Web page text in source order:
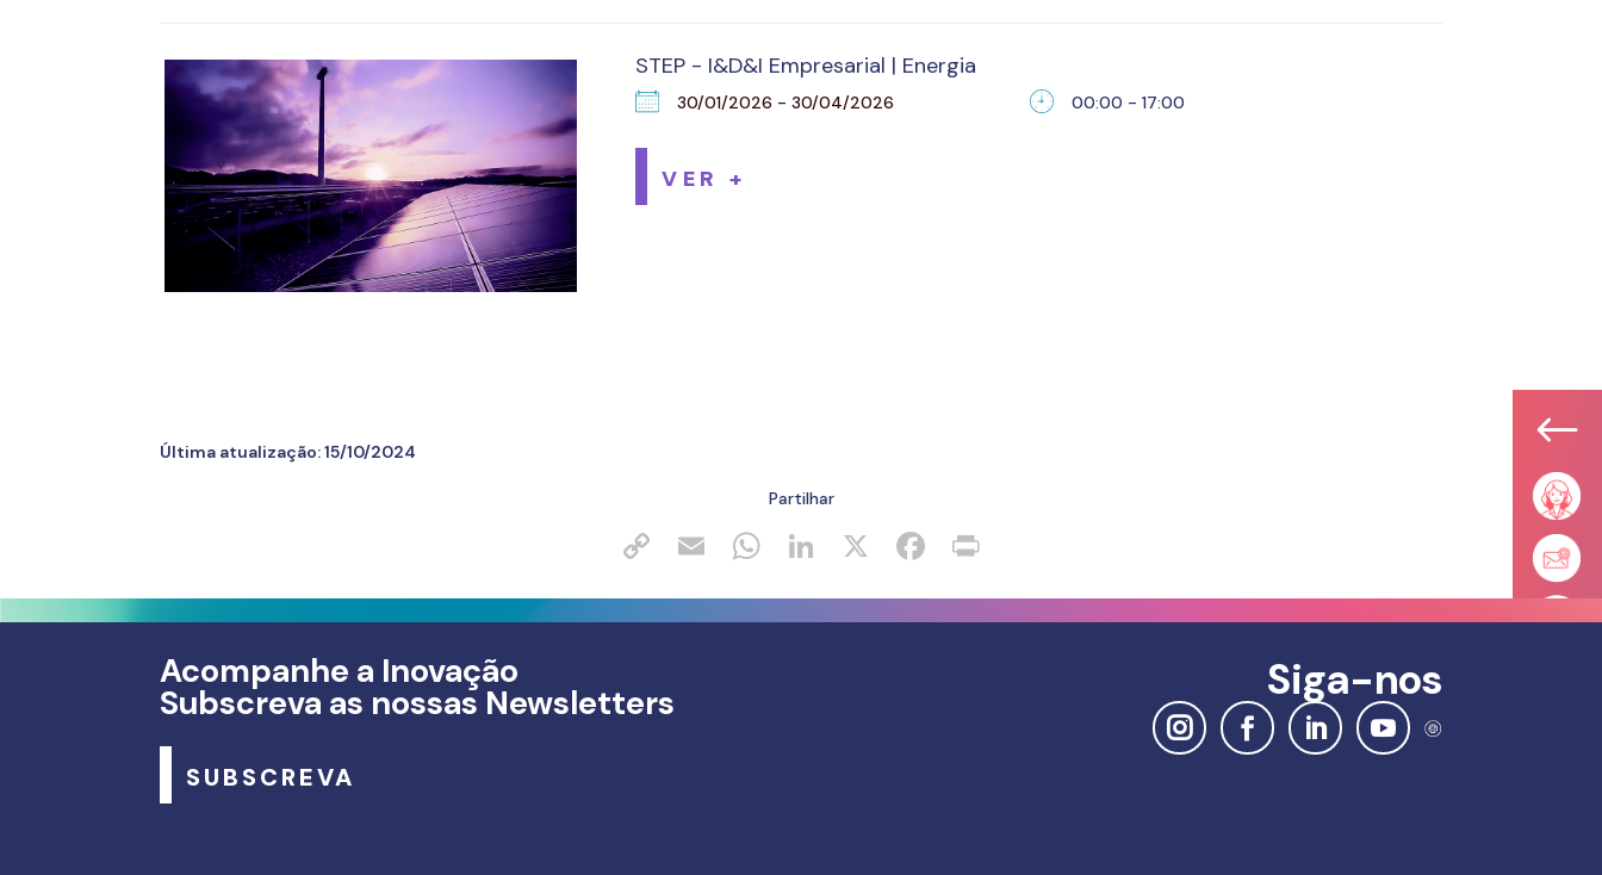
STEP - I&D&I Empresarial | Energia
30/01/2026 - 30/04/2026 00:00 - 17:00
VER +
Última atualização:15/10/2024
Partilhar
#
Acompanhe a Inovação
Subscreva as nossas Newsletters
SUBSCREVA
Siga-nos